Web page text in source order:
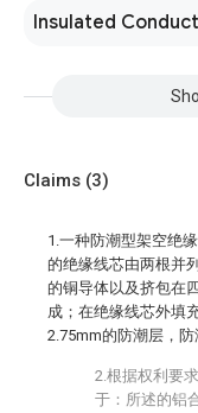
Insulated
Claims (3)
1.一种防潮型架空绝
的绝缘线芯由两根并
的铜导体以及挤包在
成；在绝缘线芯外填
2.75mm的防潮层，防
2.根据权利要
于：所述的铝